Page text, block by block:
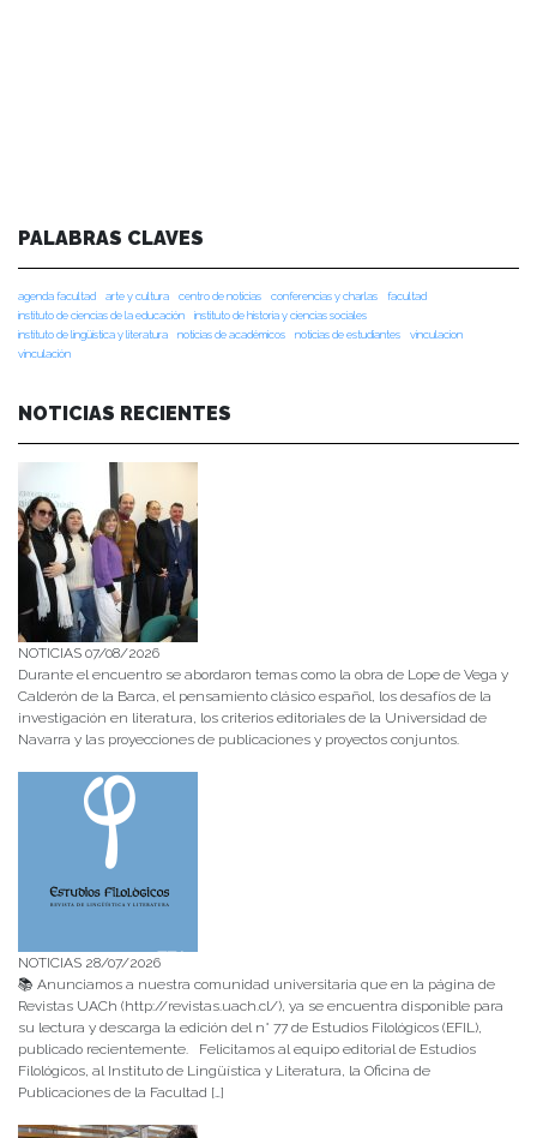
PALABRAS CLAVES
agenda facultad arte y cultura centro de noticias conferencias y charlas
facultad
instituto de ciencias de la educación
instituto de historia y ciencias sociales
instituto de lingüística y literatura
noticias de académicos noticias de estudiantes
vinculacion
vinculación
NOTICIAS RECIENTES
NOTICIAS 07/08/2026
Durante el encuentro se abordaron temas como la obra de Lope de Vega y
Calderón de la Barca, el pensamiento clásico español, los desafíos de la
investigación en literatura, los criterios editoriales de la Universidad de
Navarra y las proyecciones de publicaciones y proyectos conjuntos.
NOTICIAS 28/07/2026
📚 Anunciamos a nuestra comunidad universitaria que en la página de
Revistas UACh (http://revistas.uach.cl/), ya se encuentra disponible para
su lectura y descarga la edición del n° 77 de Estudios Filológicos (EFIL),
publicado recientemente. Felicitamos al equipo editorial de Estudios
Filológicos, al Instituto de Lingüística y Literatura, la Oficina de
Publicaciones de la Facultad […]